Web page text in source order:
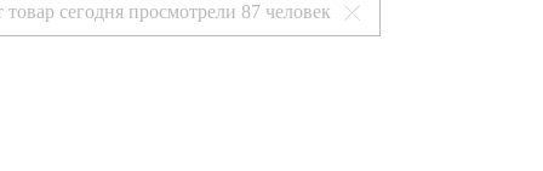
товар сегодня просмотрели 87 человек